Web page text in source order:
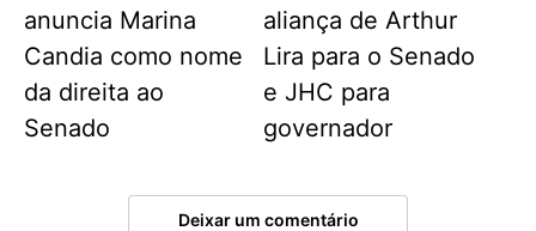
anuncia Marina
Candia como nome
da direita ao
Senado
aliança de Arthur
Lira para o Senado
e JHC para
governador
Deixar um comentário